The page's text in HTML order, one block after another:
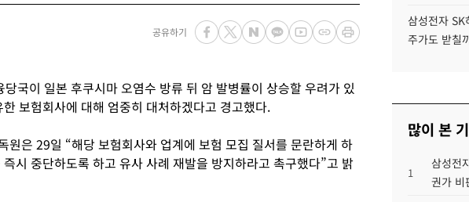
공유하기
국이 일본 후쿠시마 오염수 방류 뒤 암 발병률이 상승할 우려가 있
보험회사에 대해 엄중히 대처하겠다고 경고했다.
원은 29일 “해당 보험회사와 업계에 보험 모집 질서를 문란하게 하
시 중단하도록 하고 유사 사례 재발을 방지하라고 촉구했다”고 밝
삼성전자
주가도 받칠
많이 본
1
삼성전
권가 비